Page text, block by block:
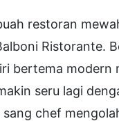
restoran
Ristorante.
bertema
seru lagi
chef